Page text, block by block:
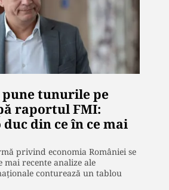
tunurile pe
raportul FMI:
duc din ce în ce mai
privind economia României se
mai recente analize ale
conturează un tablou